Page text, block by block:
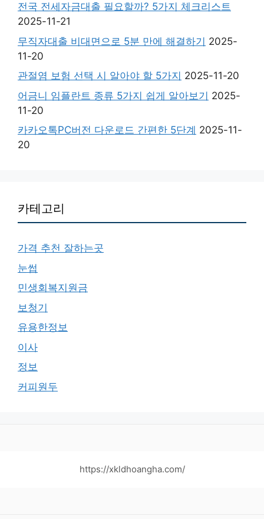
전국 전세자금대출 필요할까? 5가지 체크리스트
2025-11-21
무직자대출 비대면으로 5분 만에 해결하기 2025-
11-20
관절염 보험 선택 시 알아야 할 5가지 2025-11-20
어금니 임플란트 종류 5가지 쉽게 알아보기 2025-
11-20
카카오톡PC버전 다운로드 간편한 5단계 2025-11-
20
카테고리
가격 추천 잘하는곳
눈썹
민생회복지원금
보청기
유용한정보
이사
정보
커피원두
https://xkldhoangha.com/